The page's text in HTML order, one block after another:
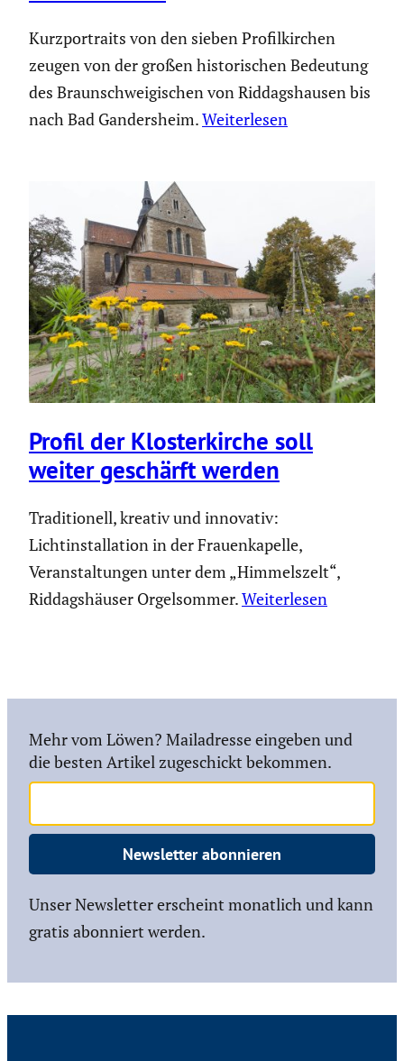
Kurzportraits von den sieben Profilkirchen
zeugen von der großen historischen Bedeutung
des Braunschweigischen von Riddagshausen bis
nach Bad Gandersheim.Weiterlesen
Profil der Kloster­kirche soll
weiter geschärft werden
Traditionell, kreativ und innovativ:
Lichtinstallation in der Frauenkapelle,
Veranstaltungen unter dem „Himmelszelt“,
Riddagshäuser Orgelsommer.Weiterlesen
Mehr vom Löwen? Mailadresse eingeben und
die besten Artikel zugeschickt bekommen.
Newsletter abonnieren
Unser Newsletter erscheint monatlich und kann
gratis abonniert werden.